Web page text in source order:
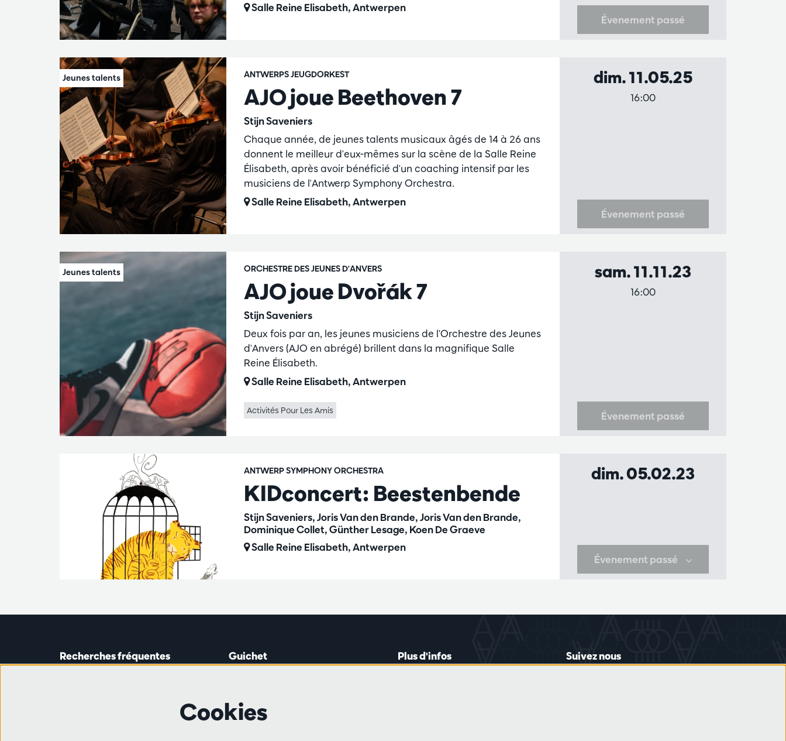
Salle Reine Elisabeth, Antwerpen
Évenement passé
AJO joue Beethoven 7
Stijn Saveniers
ANTWERPS JEUGDORKEST
Chaque année, de jeunes talents musicaux âgés de 14 à 26 ans
donnent le meilleur d'eux-mêmes sur la scène de la Salle Reine
Élisabeth, après avoir bénéficié d'un coaching intensif par les
musiciens de l'Antwerp Symphony Orchestra.
Salle Reine Elisabeth, Antwerpen
dim. 11.05.25
16:00
Évenement passé
AJO joue Dvořák 7
Stijn Saveniers
ORCHESTRE DES JEUNES D'ANVERS
Deux fois par an, les jeunes musiciens de l'Orchestre des Jeunes
d'Anvers (AJO en abrégé) brillent dans la magnifique Salle
Reine Élisabeth.
Salle Reine Elisabeth, Antwerpen
Activités Pour Les Amis
sam. 11.11.23
16:00
Évenement passé
KIDconcert: Beestenbende
Stijn Saveniers, Joris Van den Brande, Joris Van den Brande,
Dominique Collet, Günther Lesage, Koen De Graeve
ANTWERP SYMPHONY ORCHESTRA
Salle Reine Elisabeth, Antwerpen
dim. 05.02.23
Évenement passé
Recherches fréquentes
Travailler à l'Antwerp Symphony
Guichet
de 14h00 à 16h45
Plus d'infos Suivez nous
Cookies